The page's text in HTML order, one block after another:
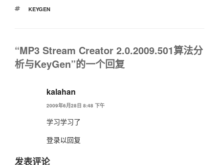
标
KEYGEN
“MP3 Stream Creator 2.0.2009.501算法分
析与KeyGen”的一个回复
kalahan
2009年6月28日 8:48 下午
学习学习了
登录以回复
发表评论